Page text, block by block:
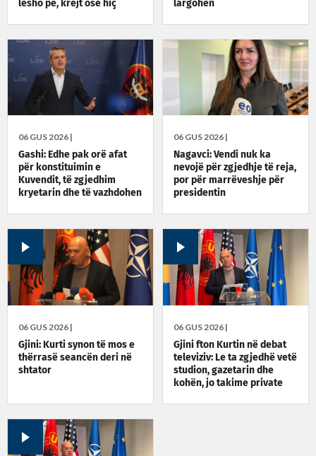
lësho pe, krejt ose hiç largohen
06 GUS 2026 |
Gashi: Edhe pak orë afat
për konstituimin e
Kuvendit, të zgjedhim
kryetarin dhe të vazhdohen
06 GUS 2026 |
Nagavci: Vendi nuk ka
nevojë për zgjedhje të reja,
por për marrëveshje për
presidentin
06 GUS 2026 |
Gjini: Kurti synon të mos e
thërrasë seancën deri në
shtator
06 GUS 2026 |
Gjini fton Kurtin në debat
televiziv: Le ta zgjedhë vetë
studion, gazetarin dhe
kohën, jo takime private